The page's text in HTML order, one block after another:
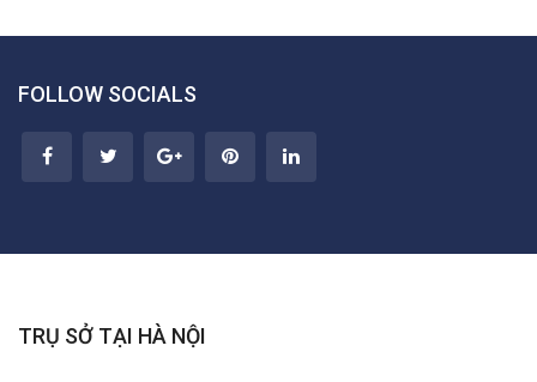
FOLLOW SOCIALS
TRỤ SỞ TẠI HÀ NỘI